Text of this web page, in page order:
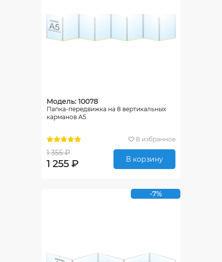
Модель: 10078
Папка-передвижка на 8 вертикальных
карманов А5
В избранное
1 355 ₽
1 255 ₽ В корзину
-7%